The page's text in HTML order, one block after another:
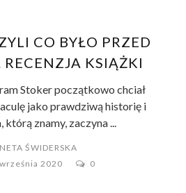
CO BYŁO PRZED
RECENZJA KSIĄŻKI
Stoker początkowo chciał
jako prawdziwą historię i
którą znamy, zaczyna ...
ŚWIDERSKA
2020
0